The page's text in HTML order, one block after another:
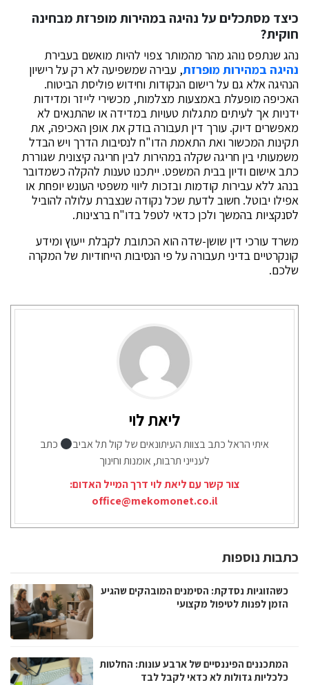
כיצד מסתכלים על נהיגה במהירות מופרזת מבחינה
חוקית?
נהג שנתפס נוהג מהר מהמותר צפוי להיות מואשם בעבירת
נהיגה במהירות מופרזת, עבירה שמשפיעה לא רק על רישיון
הנהיגה אלא גם על רישום הנקודות וחידוש פוליסת הביטוח.
האכיפה מופעלת באמצעות מצלמות, מכשירי לייזר ומדידות
ידניות אך לעיתים מתגלות טעויות במדידה או שהתנאים לא
מאפשרים דיוק. עורך דין תעבורה בודק את אופן האכיפה, את
תקינות המכשור ואת התאמת הדו"ח לנסיבות הדרך ויש הבדל
משמעותי בין חריגה שקלה במהירות לבין חריגה קיצונית שגוררת
כתב אישום ודיון בבית המשפט. ייתכנו טענות להקלה כשמדובר
בנהג ללא עבירות קודמות ובזכות ליווי משפטי העונש יופחת או
אפילו יבוטל. חשוב לדעת שכל נקודה שנצברת עלולה להוביל
לסנקציות בהמשך ולכן כדאי לטפל בדו"ח ברצינות.
משרד עורכי דין שושן-שדה הוא הכתובת לקבלת ייעוץ ומידע
קונקרטיים בדיני תעבורה על פי הנסיבות הייחודיות של המקרה
שלכם.
ליאת לוי
איתי הראל כתב בצוות העיתונאים של קול תל אביב
כתב
לענייני תרבות, אומנות וחינוך
צור קשר עם ליאת לוי דרך המייל האדום:
office@mekomonet.co.il
כתבות נוספות
כשהזוגיות נסדקת: הסימנים המובהקים שהגיע
הזמן לפנות לטיפול מקצועי
המתכננים הפיננסיים של ארבע עונות: החלטות
כלכליות גדולות לא כדאי לקבל לבד